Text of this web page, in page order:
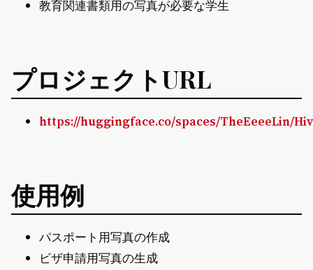
教育関連書類用の写真が必要な学生
プロジェクトURL
https://huggingface.co/spaces/TheEeeeLin/
使用例
パスポート用写真の作成
ビザ申請用写真の生成